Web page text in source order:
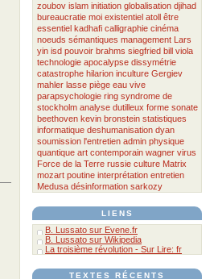
zoubov islam initiation globalisation djihad
bureaucratie moi existentiel atoll être
essentiel kadhafi calligraphie cinéma
noeuds sémantiques management Lars
yin isd pouvoir brahms siegfried bill viola
technologie apocalypse dissymétrie
catastrophe hilarion inculture Gergiev
mahler lasse piège eau vive
parapsychologie ring syndrome de
stockholm analyse dutilleux forme sonate
beethoven kevin bronstein statistiques
informatique deshumanisation dyan
soumission l'entretien admin physique
quantique art contemporain wagner virus
Force de la Terre russie culture Matrix
mozart poutine interprétation entretien
Medusa désinformation sarkozy
LIENS
B. Lussato sur Evene.fr
B. Lussato sur Wikipedia
La troisième révolution - Sur Lire: fr
TEXTES RÉCENTS